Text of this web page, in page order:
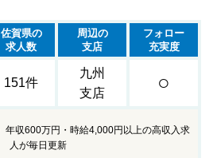
佐賀県の
求人数
周辺の
支店
フォロー
充実度
151件
九州
支店
○
年収600万円・時給4,000円以上の高収入求
人が毎日更新